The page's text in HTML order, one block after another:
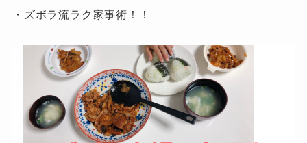
・ズボラ流ラク家事術！！